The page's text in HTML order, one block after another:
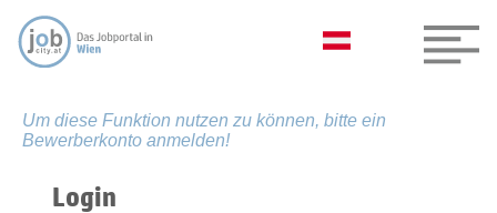
Um diese Funktion nutzen zu können, bitte ein
Bewerberkonto anmelden!
Login